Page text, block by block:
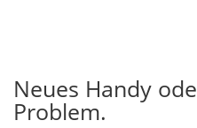
Neues Handy
Problem.